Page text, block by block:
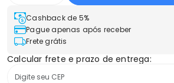
Cashback de 5%
Pague apenas após receber
Frete grátis
Calcular frete e prazo de entrega: